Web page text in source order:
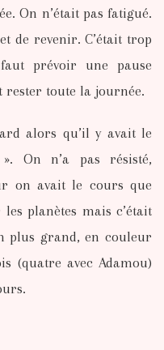
On n’était pas fatigué.
de revenir. C’était trop
prévoir une pause
toute la journée.
alors qu’il y avait le
On n’a pas résisté,
on avait le cours que
planètes mais c’était
plus grand, en couleur
(quatre avec Adamou)